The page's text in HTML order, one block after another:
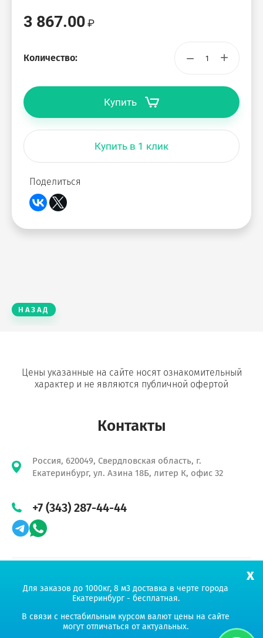
3 867.00
Количество: − +
Купить
Купить в 1 клик
Поделиться
НАЗАД
УНИКОРН ГРУПП
Мы работаем на Ваш успех!
Цены указанные на сайте носят ознакомительный
характер и не являются публичной офертой
Контакты
Россия, 620049, Свердловская область, г.
Екатеринбург, ул. Азина 18Б, литер К, офис 32
+7 (343) 287-44-44
x
Для заказов до 1000кг, 8 м3 доставка в черте города
Екатеринбург - бесплатная.
В связи с нестабильным курсом валют цены на сайте
могут отличаться от актуальных.